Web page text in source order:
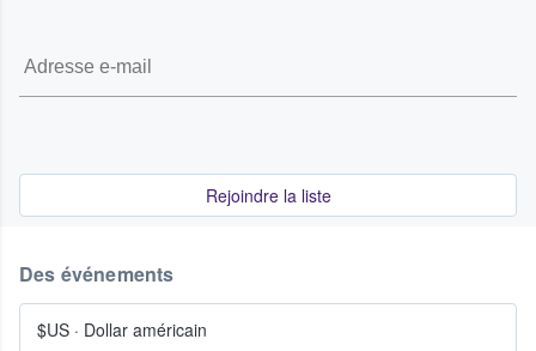
Rejoindre la liste
Des événements
$US · Dollar américain